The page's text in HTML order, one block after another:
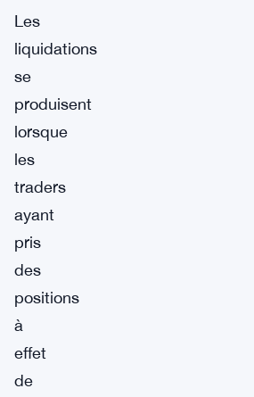
Les
liquidations
se
produisent
lorsque
les
traders
ayant
pris
des
positions
à
effet
de